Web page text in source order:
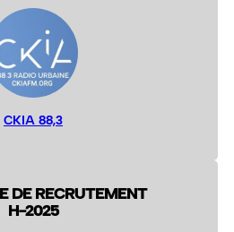
CKIA 88,3
DE RECRUTEMENT
H-2025